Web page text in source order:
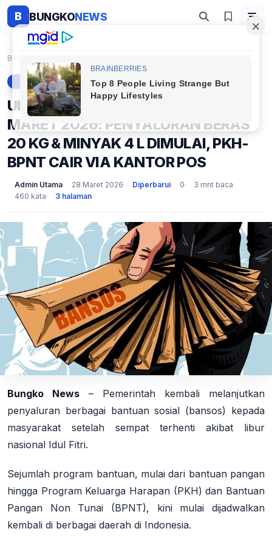
B BUNGKONEWS
Beranda
BERITA
UPDATE BANSOS TERBARU 28
MARET 2026: PENYALURAN BERAS
20 KG & MINYAK 4 L DIMULAI, PKH-
BPNT CAIR VIA KANTOR POS
Admin Utama 28 Maret 2026 Diperbarui 0
3 mnt baca
460 kata
3 halaman
Bungko News – Pemerintah kembali melanjutkan
penyaluran berbagai bantuan sosial (bansos) kepada
masyarakat setelah sempat terhenti akibat libur
nasional Idul Fitri.
Sejumlah program bantuan, mulai dari bantuan pangan
hingga Program Keluarga Harapan (PKH) dan Bantuan
Pangan Non Tunai (BPNT), kini mulai dijadwalkan
kembali di berbagai daerah di Indonesia.